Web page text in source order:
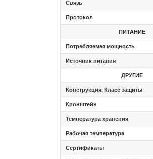
Связь
Протокол
ПИТАНИЕ
Потребляемая мощность
Источник питания
ДРУГИЕ
Конструкция, Класс защиты
Кронштейн
Температура хранения
Рабочая температура
Сертификаты